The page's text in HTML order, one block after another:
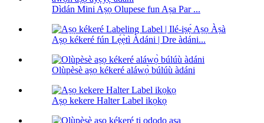
Dìdán Mini Aṣọ Olupese fun Aṣa Par ...
Aṣọ kékeré fún Lẹ́ẹ̀tì Àdáni | Dre àdáni...
Olùpèsè aṣọ kékeré aláwọ̀ búlúù àdáni
Aṣọ kekere Halter Label ikọkọ